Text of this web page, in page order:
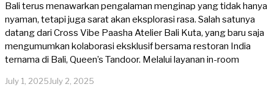
Bali terus menawarkan pengalaman menginap yang tidak hanya
nyaman, tetapi juga sarat akan eksplorasi rasa. Salah satunya
datang dari Cross Vibe Paasha Atelier Bali Kuta, yang baru saja
mengumumkan kolaborasi eksklusif bersama restoran India
ternama di Bali, Queen’s Tandoor. Melalui layanan in-room
July 1, 2025July 2, 2025